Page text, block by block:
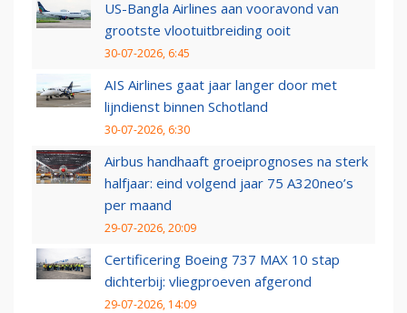
US-Bangla Airlines aan vooravond van
grootste vlootuitbreiding ooit
30-07-2026, 6:45
AIS Airlines gaat jaar langer door met
lijndienst binnen Schotland
30-07-2026, 6:30
Airbus handhaaft groeiprognoses na sterk
halfjaar: eind volgend jaar 75 A320neo’s
per maand
29-07-2026, 20:09
Certificering Boeing 737 MAX 10 stap
dichterbij: vliegproeven afgerond
29-07-2026, 14:09